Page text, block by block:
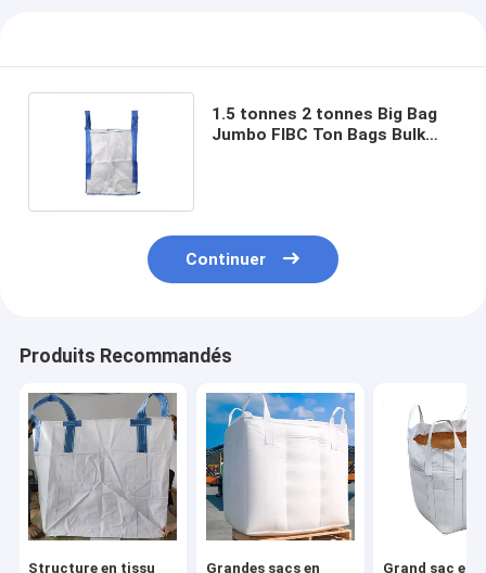
1.5 tonnes 2 tonnes Big Bag
Jumbo FIBC Ton Bags Bulk
Continuer
Produits Recommandés
Structure en tissu Grandes sacs en Grand sac en